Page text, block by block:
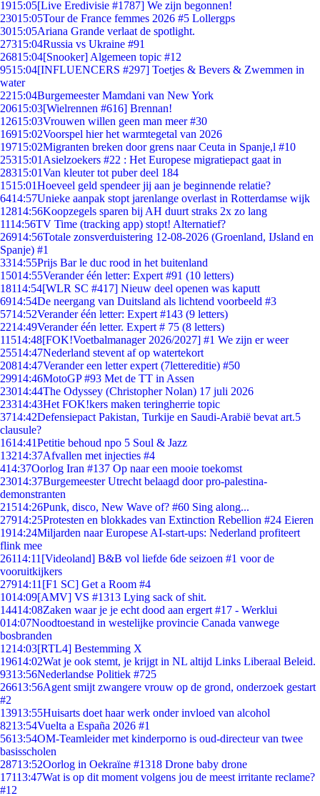
1915:05[Live Eredivisie #1787] We zijn begonnen!
23015:05Tour de France femmes 2026 #5 Lollergps
3015:05Ariana Grande verlaat de spotlight.
27315:04Russia vs Ukraine #91
26815:04[Snooker] Algemeen topic #12
9515:04[INFLUENCERS #297] Toetjes & Bevers & Zwemmen in
water
2215:04Burgemeester Mamdani van New York
20615:03[Wielrennen #616] Brennan!
12615:03Vrouwen willen geen man meer #30
16915:02Voorspel hier het warmtegetal van 2026
19715:02Migranten breken door grens naar Ceuta in Spanje,l #10
25315:01 Asielzoekers #22 : Het Europese migratiepact gaat in
28315:01Van kleuter tot puber deel 184
1515:01Hoeveel geld spendeer jij aan je beginnende relatie?
6414:57Unieke aanpak stopt jarenlange overlast in Rotterdamse wijk
12814:56Koopzegels sparen bij AH duurt straks 2x zo lang
1114:56TV Time (tracking app) stopt! Alternatief?
26914:56Totale zonsverduistering 12-08-2026 (Groenland, IJsland en
Spanje) #1
3314:55Prijs Bar le duc rood in het buitenland
15014:55Verander één letter: Expert #91 (10 letters)
18114:54[WLR SC #417] Nieuw deel openen was kaputt
6914:54De neergang van Duitsland als lichtend voorbeeld #3
5714:52Verander één letter: Expert #143 (9 letters)
2214:49Verander één letter. Expert # 75 (8 letters)
11514:48[FOK!Voetbalmanager 2026/2027] #1 We zijn er weer
25514:47Nederland stevent af op watertekort
20814:47Verander een letter expert (7lettereditie) #50
29914:46MotoGP #93 Met de TT in Assen
23014:44The Odyssey (Christopher Nolan) 17 juli 2026
23314:43Het FOK!kers maken teringherrie topic
3714:42Defensiepact Pakistan, Turkije en Saudi-Arabië bevat art.5
clausule?
1614:41Petitie behoud npo 5 Soul & Jazz
13214:37Afvallen met injecties #4
414:37Oorlog Iran #137 Op naar een mooie toekomst
23014:37Burgemeester Utrecht belaagd door pro-palestina-
demonstranten
21514:26Punk, disco, New Wave of? #60 Sing along...
27914:25Protesten en blokkades van Extinction Rebellion #24 Eieren
1914:24Miljarden naar Europese AI-start-ups: Nederland profiteert
flink mee
26114:11 [Videoland] B&B vol liefde 6de seizoen #1 voor de
vooruitkijkers
27914:11 [F1 SC] Get a Room #4
1014:09[AMV] VS #1313 Lying sack of shit.
14414:08Zaken waar je je echt dood aan ergert #17 - Werklui
014:07Noodtoestand in westelijke provincie Canada vanwege
bosbranden
1214:03[RTL4] Bestemming X
19614:02Wat je ook stemt, je krijgt in NL altijd Links Liberaal Beleid.
9313:56Nederlandse Politiek #725
26613:56Agent smijt zwangere vrouw op de grond, onderzoek gestart
#2
13913:55Huisarts doet haar werk onder invloed van alcohol
8213:54Vuelta a España 2026 #1
5613:54OM-Teamleider met kinderporno is oud-directeur van twee
basisscholen
28713:52Oorlog in Oekraïne #1318 Drone baby drone
17113:47Wat is op dit moment volgens jou de meest irritante reclame?
#12